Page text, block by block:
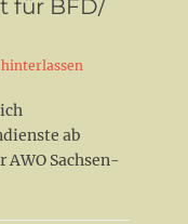
für BFD/
ab
Sachsen-